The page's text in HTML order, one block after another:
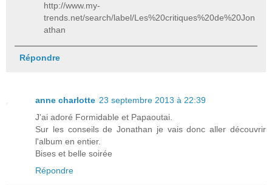
http://www.my-
trends.net/search/label/Les%20critiques%20de%20Jon
athan
Répondre
anne charlotte 23 septembre 2013 à 22:39
J'ai adoré Formidable et Papaoutai.
Sur les conseils de Jonathan je vais donc aller découvrir
l'album en entier.
Bises et belle soirée
Répondre